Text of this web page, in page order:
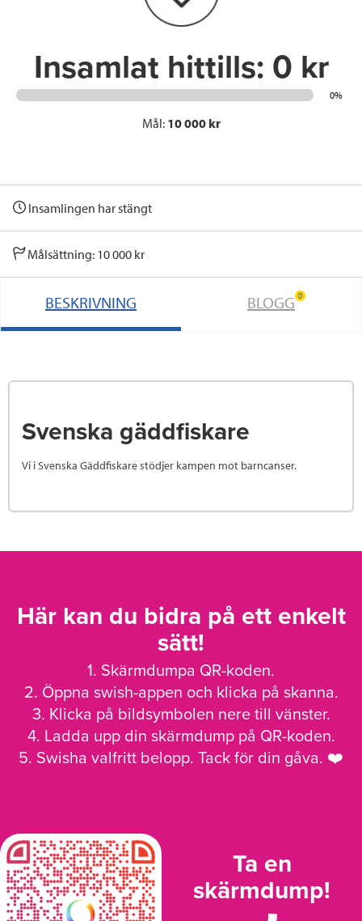
n
Insamlat hittills: 0 kr
0%
Mål: 10 000 kr
Insamlingen har stängt
Målsättning: 10 000 kr
BESKRIVNING BLOGG 0
Svenska gäddfiskare
Vi i Svenska Gäddfiskare stödjer kampen mot barncanser.
Här kan du bidra på ett enkelt
sätt!
1. Skärmdumpa QR-koden.
2. Öppna swish-appen och klicka på skanna.
3. Klicka på bildsymbolen nere till vänster.
4. Ladda upp din skärmdump på QR-koden.
5. Swisha valfritt belopp. Tack för din gåva. ❤️
Ta en
skärmdump!